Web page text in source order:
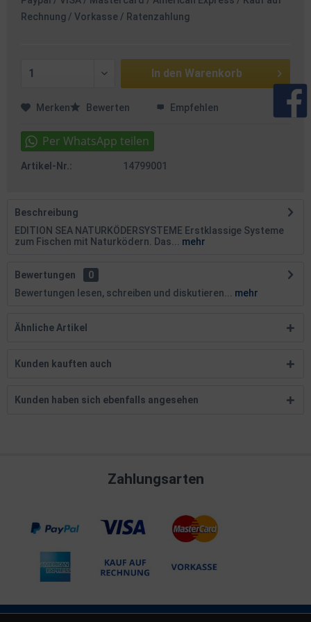
Rechnung / Vorkasse / Ratenzahlung
In den Warenkorb
Merken Bewerten Empfehlen
Artikel-Nr.: 14799001
Beschreibung
EDITION SEA NATURKÖDERSYSTEME Erstklassige Systeme
zum Fischen mit Naturködern. Das...
mehr
Bewertungen
0
Bewertungen lesen, schreiben und diskutieren...
mehr
Ähnliche Artikel
Kunden kauften auch
Kunden haben sich ebenfalls angesehen
Zahlungsarten